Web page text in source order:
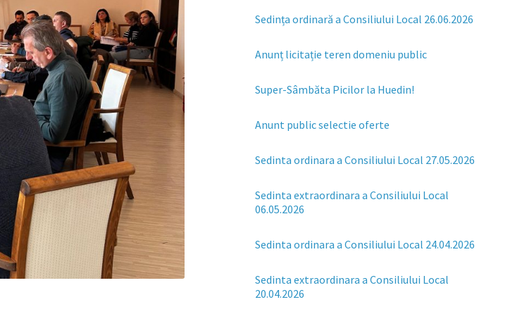
Sedința ordinară a Consiliului Local 26.06.2026
Anunț licitație teren domeniu public
Super-Sâmbăta Picilor la Huedin!
Anunt public selectie oferte
Sedinta ordinara a Consiliului Local 27.05.2026
Sedinta extraordinara a Consiliului Local
06.05.2026
Sedinta ordinara a Consiliului Local 24.04.2026
Sedinta extraordinara a Consiliului Local
20.04.2026